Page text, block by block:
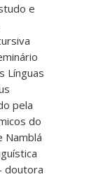
e
Línguas
pela
do
Namblá
doutora